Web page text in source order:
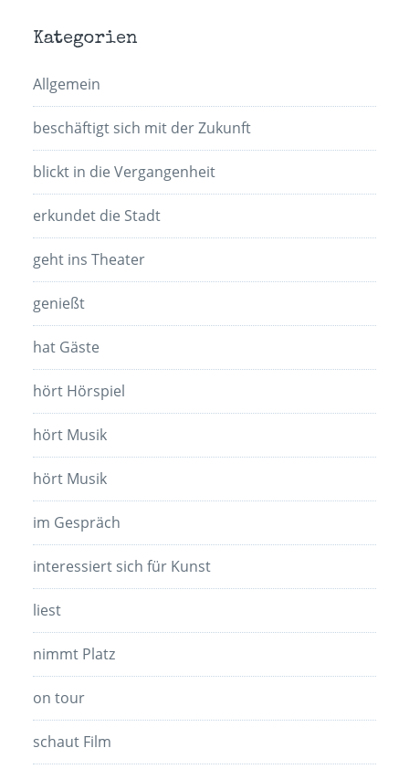
Kategorien
Allgemein
beschäftigt sich mit der Zukunft
blickt in die Vergangenheit
erkundet die Stadt
geht ins Theater
genießt
hat Gäste
hört Hörspiel
hört Musik
hört Musik
im Gespräch
interessiert sich für Kunst
liest
nimmt Platz
on tour
schaut Film